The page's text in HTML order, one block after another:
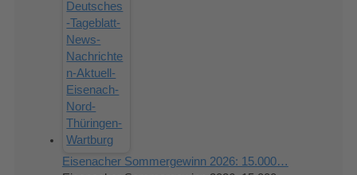
Eisenacher Sommergewinn 2026: 15.000…